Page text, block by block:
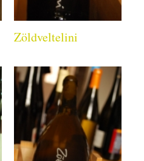
Zöldveltelini